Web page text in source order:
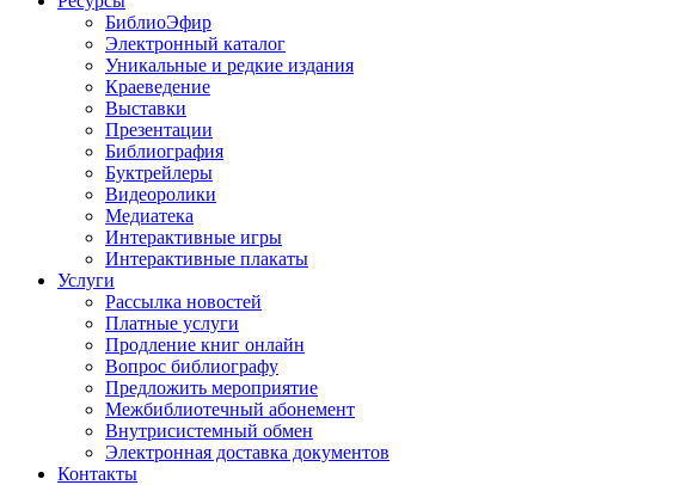
БиблиоЭфир
Электронный каталог
Уникальные и редкие издания
Краеведение
Выставки
Презентации
Библиография
Буктрейлеры
Видеоролики
Медиатека
Интерактивные игры
Интерактивные плакаты
Услуги
Рассылка новостей
Платные услуги
Продление книг онлайн
Вопрос библиографу
Предложить мероприятие
Межбиблиотечный абонемент
Внутрисистемный обмен
Электронная доставка документов
Контакты